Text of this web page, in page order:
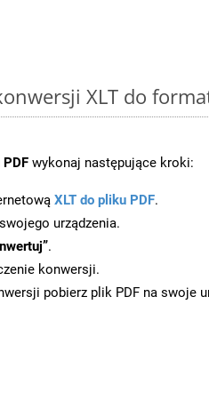
XLT do
wykonaj następujące kroki:
XLT do pliku PDF.
urządzenia.
.
konwersji.
pobierz plik PDF na swoje